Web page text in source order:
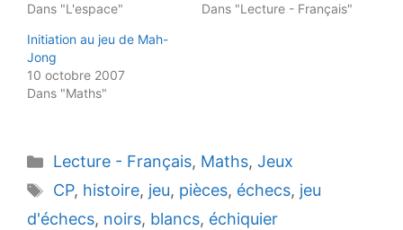
Dans "L'espace"
Dans "Lecture - Français"
Initiation au jeu de Mah-
Jong
10 octobre 2007
Dans "Maths"
Catégories
Lecture - Français, Maths, Jeux
Étiquettes
CP, histoire, jeu, pièces, échecs, jeu
d'échecs, noirs, blancs, échiquier